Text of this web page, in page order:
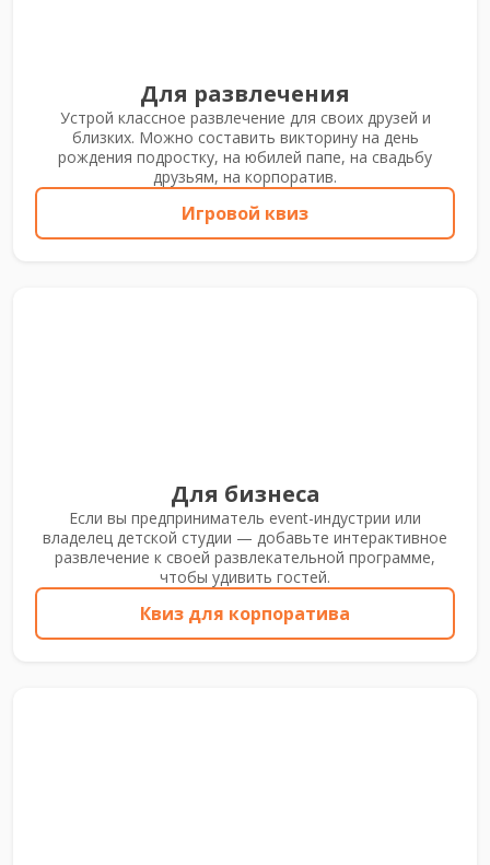
Для развлечения
Устрой классное развлечение для своих друзей и
близких. Можно составить викторину на день
рождения подростку, на юбилей папе, на свадьбу
друзьям, на корпоратив.
Игровой квиз
Для бизнеса
Если вы предприниматель event-индустрии или
владелец детской студии — добавьте интерактивное
развлечение к своей развлекательной программе,
чтобы удивить гостей.
Квиз для корпоратива